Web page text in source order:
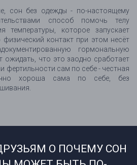
сон без одежды - по-настоящему
способ помочь телу
температуры, которое запускает
контакт при этом несёт
гормональную
ожидать, что это заодно сработает
фертильности сам по себе - честная
хороша сама по себе, без
О ПОЧЕМУ СОН